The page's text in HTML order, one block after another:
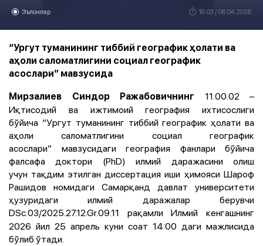
Эълонлар 18:03 / 08.04.2026
“Ургут туманининг тиббий географик ҳолати ва
аҳоли саломатлигини социал географик
асослари” мавзусида
Мирзалиев Синдор Ражабовичнинг 11.00.02 –
Иқтисодий ва ижтимоий география ихтисослиги
бўйича “Ургут туманининг тиббий географик ҳолати ва
аҳоли саломатлигини социал географик
асослари” мавзусидаги география фанлари бўйича
фалсафа доктори (PhD) илмий даражасини олиш
учун тақдим этилган диссертация иши ҳимояси Шароф
Рашидов номидаги Самарқанд давлат университети
ҳузуридаги илмий даражалар берувчи
DSc.03/2025.27.12.Gr.09.11
рақамли Илмий кенгашнинг
2026 йил 25 апрель куни соат 14:00 даги мажлисида
бўлиб ўтади.